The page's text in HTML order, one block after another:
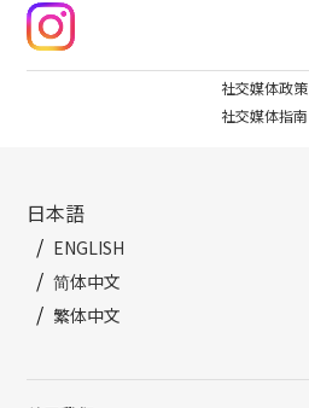
社交媒体政策
社交媒体指南
日本語
ENGLISH
简体中文
繁体中文